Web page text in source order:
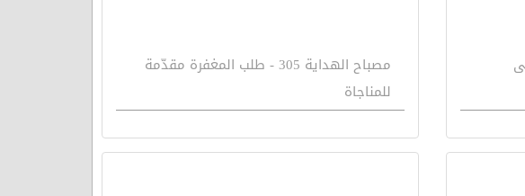
مصباح الهداية 305 - طلب المغفرة مقدّمة
للمناجاة